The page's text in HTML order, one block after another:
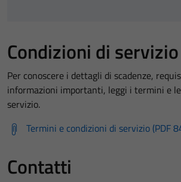
Condizioni di servizio
Per conoscere i dettagli di scadenze,
informazioni importanti, leggi i termini e
servizio.
Termini e condizioni di servizio (PDF
Contatti